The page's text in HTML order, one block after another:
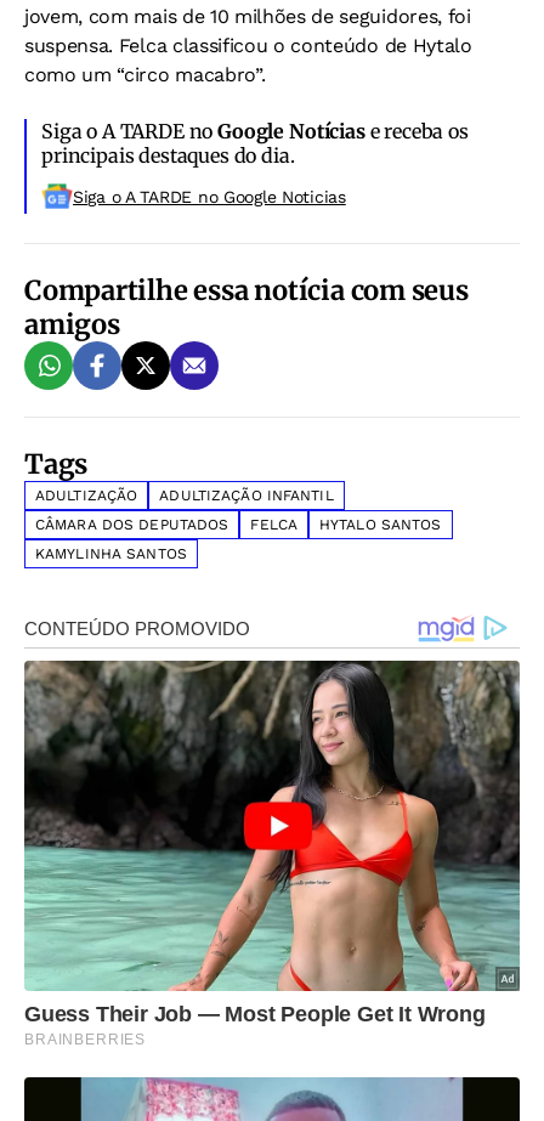
jovem, com mais de 10 milhões de seguidores, foi
suspensa. Felca classificou o conteúdo de Hytalo
como um “circo macabro”.
Siga o A TARDE noGoogle Notíciase receba os
principais destaques do dia.
Siga o A TARDE no Google Noticias
Compartilhe essa notícia com seus
amigos
Tags
ADULTIZAÇÃO
ADULTIZAÇÃO INFANTIL
CÂMARA DOS DEPUTADOS
FELCA
HYTALO SANTOS
KAMYLINHA SANTOS